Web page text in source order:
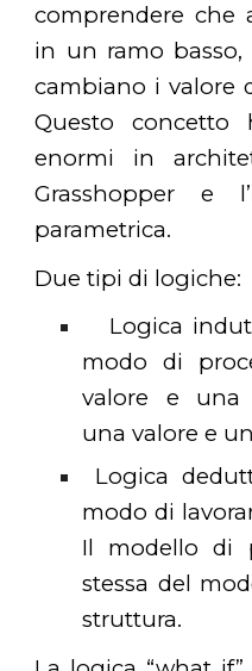
comprendere che
in un ramo
cambiano i valore
Questo concetto
enormi in
Grasshopper e
parametrica.
Due tipi di logiche:
Logica
modo di
valore e una
una valore e
Logica
modo di
Il modello di
stessa del
struttura.